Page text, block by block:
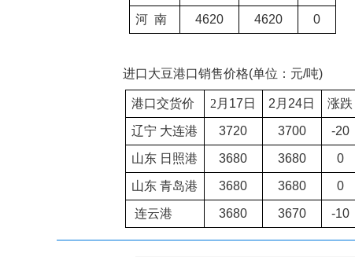
河 南 4620 4620 0
进口大豆港口销售价格(单位：元/吨)
港口交货价 2 月 17 日 2 月 24日 涨跌
辽宁 大连港 3720 3700 -20
山东 日照港 3680 3680 0
山东 青岛港 3680 3680 0
连云港 3680 3670 -10